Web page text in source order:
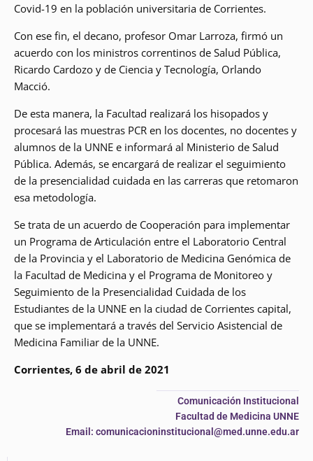
Covid-19 en la población universitaria de Corrientes.
Con ese fin, el decano, profesor Omar Larroza, firmó un
acuerdo con los ministros correntinos de Salud Pública,
Ricardo Cardozo y de Ciencia y Tecnología, Orlando
Macció.
De esta manera, la Facultad realizará los hisopados y
procesará las muestras PCR en los docentes, no docentes y
alumnos de la UNNE e informará al Ministerio de Salud
Pública. Además, se encargará de realizar el seguimiento
de la presencialidad cuidada en las carreras que retomaron
esa metodología.
Se trata de un acuerdo de Cooperación para implementar
un Programa de Articulación entre el Laboratorio Central
de la Provincia y el Laboratorio de Medicina Genómica de
la Facultad de Medicina y el Programa de Monitoreo y
Seguimiento de la Presencialidad Cuidada de los
Estudiantes de la UNNE en la ciudad de Corrientes capital,
que se implementará a través del Servicio Asistencial de
Medicina Familiar de la UNNE.
Corrientes, 6 de abril de 2021
Comunicación Institucional
Facultad de Medicina UNNE
Email: comunicacioninstitucional@med.unne.edu.ar